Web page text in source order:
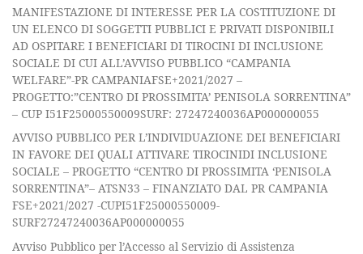
MANIFESTAZIONE DI INTERESSE PER LA COSTITUZIONE DI
UN ELENCO DI SOGGETTI PUBBLICI E PRIVATI DISPONIBILI
AD OSPITARE I BENEFICIARI DI TIROCINI DI INCLUSIONE
SOCIALE DI CUI ALL’AVVISO PUBBLICO “CAMPANIA
WELFARE”-PR CAMPANIAFSE+2021/2027 –
PROGETTO:”CENTRO DI PROSSIMITA’ PENISOLA SORRENTINA”
– CUP I51F25000550009SURF: 27247240036AP000000055
AVVISO PUBBLICO PER L’INDIVIDUAZIONE DEI BENEFICIARI
IN FAVORE DEI QUALI ATTIVARE TIROCINIDI INCLUSIONE
SOCIALE – PROGETTO “CENTRO DI PROSSIMITA ‘PENISOLA
SORRENTINA”– ATSN33 – FINANZIATO DAL PR CAMPANIA
FSE+2021/2027 -CUPI51F25000550009-
SURF27247240036AP000000055
Avviso Pubblico per l’Accesso al Servizio di Assistenza